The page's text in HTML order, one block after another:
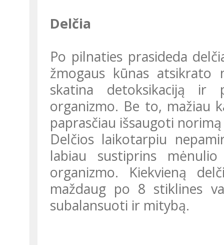
Delčia
Po pilnaties prasideda
žmogaus kūnas atsikrato
skatina detoksikaciją ir
organizmo. Be to, mažiau
paprasčiau išsaugoti
Delčios laikotarpiu nepamirškite gausiai gerti vandenį: tai dar
labiau sustiprins
organizmo. Kiekvieną
maždaug po 8 stiklines
subalansuoti ir mitybą.